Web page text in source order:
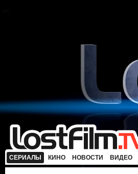
СЕРИАЛЫ КИНО НОВОСТИ ВИДЕО